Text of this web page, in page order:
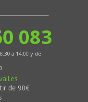
083
a 14:00 y de
de 90€